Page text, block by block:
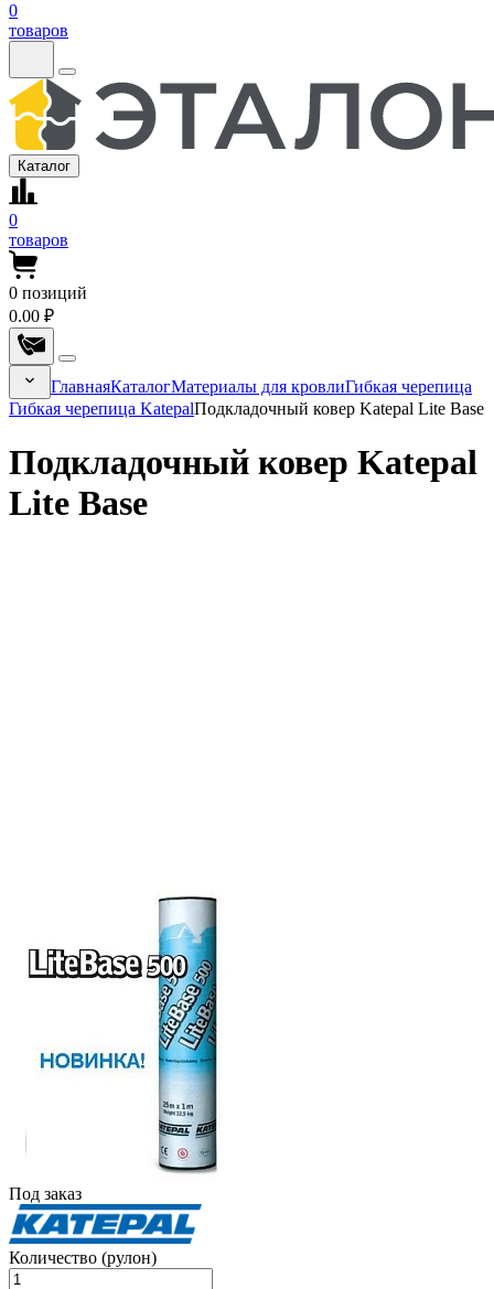
0
товаров
Каталог
0
товаров
0 позиций
0.00 ₽
ГлавнаяКаталогМатериалы для кровлиГибкая черепица
Гибкая черепица KatepalПодкладочный ковер Katepal Lite Base
Подкладочный ковер Katepal
Lite Base
Под заказ
Количество (рулон)